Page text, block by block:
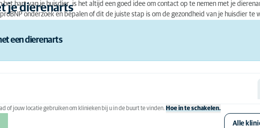
je dierenarts
hart van je huisdier, is het altijd een goed idee om contact op te nemen met je
onderzoek en bepalen of dit de juiste stap is om de gezondheid van je huisdier te
een dierenarts
of jouw locatie gebruiken om klinieken bij u in de buurt te vinden. Hoe in te schakelen.
Alle